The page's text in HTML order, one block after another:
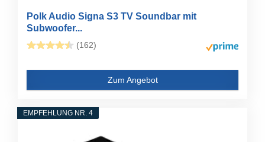
Polk Audio Signa S3 TV Soundbar mit
Subwoofer...
(162)
Zum Angebot
EMPFEHLUNG NR. 4